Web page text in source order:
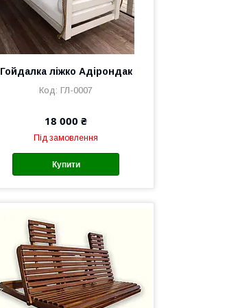
Гойдалка ліжко Адірондак
ГЛ-0007
18 000 ₴
Під замовлення
Купити